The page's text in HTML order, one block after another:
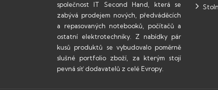
společnost IT Second Hand, která se
zabývá prodejem nových, předváděcích
a repasovaných notebooků, počítačů a
ostatní elektrotechniky. Z nabídky pár
kusů produktů se vybudovalo poměrně
slušné portfolio zboží, za kterým stojí
pevná síť dodavatelů z celé Evropy.